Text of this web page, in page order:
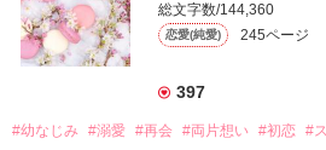
総文字数/144,360
恋愛(純愛) 245ページ
397
#幼なじみ #溺愛 #再会 #両片想い #初恋 #